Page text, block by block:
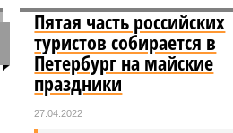
Пятая часть российских
туристов собирается в
Петербург на майские
праздники
27.04.2022